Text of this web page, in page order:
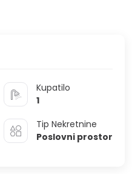
Kupatilo
1
Tip Nekretnine
Poslovni prostor